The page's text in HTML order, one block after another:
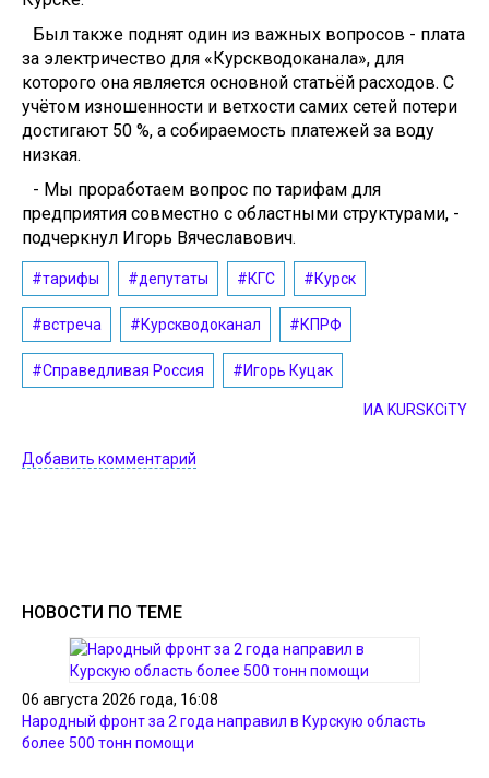
Был также поднят один из важных вопросов - плата
за электричество для «Курскводоканала», для
которого она является основной статьёй расходов. С
учётом изношенности и ветхости самих сетей потери
достигают 50 %, а собираемость платежей за воду
низкая.
- Мы проработаем вопрос по тарифам для
предприятия совместно с областными структурами, -
подчеркнул Игорь Вячеславович.
#тарифы #депутаты #КГС #Курск
#встреча #Курскводоканал #КПРФ
#Справедливая Россия #Игорь Куцак
ИА KURSKCiTY
Добавить комментарий
НОВОСТИ ПО ТЕМЕ
06 августа 2026 года, 16:08
Народный фронт за 2 года направил в Курскую область
более 500 тонн помощи